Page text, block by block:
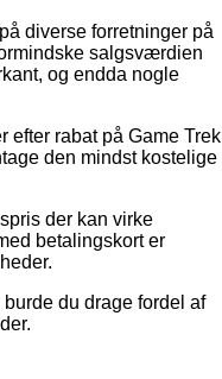
diverse forretninger på
salgsværdien
og endda nogle
efter rabat på Game Trek
den mindst kostelige
der kan virke
betalingskort er
du drage fordel af